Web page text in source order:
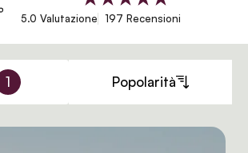
5.0 Valutazione 197 Recensioni
1 Popolarità